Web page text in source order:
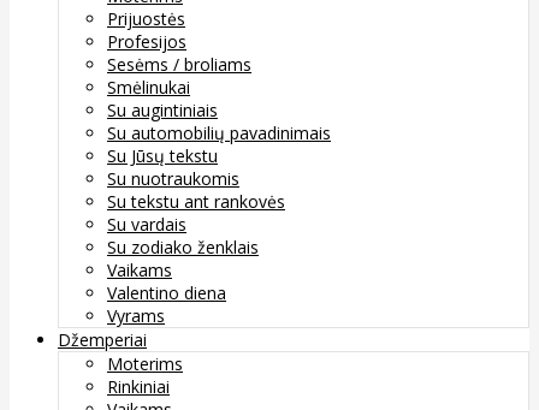
Prijuostės
Profesijos
Sesėms / broliams
Smėlinukai
Su augintiniais
Su automobilių pavadinimais
Su Jūsų tekstu
Su nuotraukomis
Su tekstu ant rankovės
Su vardais
Su zodiako ženklais
Vaikams
Valentino diena
Vyrams
Džemperiai
Moterims
Rinkiniai